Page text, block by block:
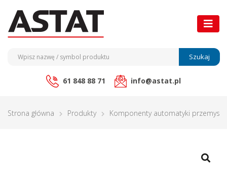
Szukaj
61 848 88 71 info@astat.pl
Strona główna Produkty Komponenty automatyki